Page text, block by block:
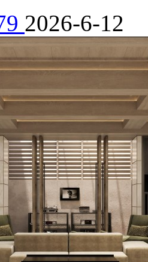
2026-6-12